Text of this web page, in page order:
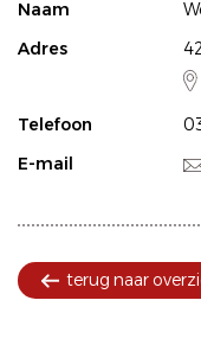
Naam
Adres
Telefoon
E-mail
terug naar